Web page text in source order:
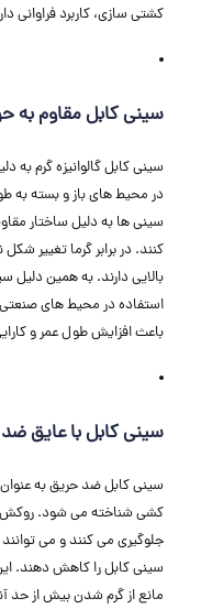
کشتی ‌سازی، کاربرد فراوانی
سینی کابل مقاوم به
سینی کابل گالوانیزه گرم به
در محیط ‌های باز و بسته به
سینی‌ ها به دلیل ساختار
کنند. در برابر گرما تغییر
بالایی دارند. به همین دلیل
استفاده در محیط‌ های
باعث افزایش طول عمر و
سینی کابل با عایق
سینی کابل ضد حریق به
کشی شناخته می ‌شود. روکش
جلوگیری می‌ کنند و می‌
سینی کابل را کاهش دهند.
مانع از گرم شدن بیش از حد